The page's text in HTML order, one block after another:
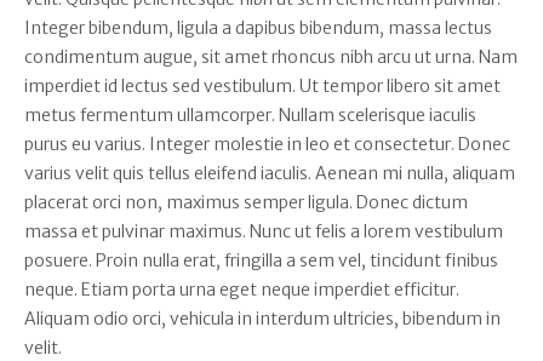
Integer bibendum, ligula a dapibus bibendum, massa lectus
condimentum augue, sit amet rhoncus nibh arcu ut urna. Nam
imperdiet id lectus sed vestibulum. Ut tempor libero sit amet
metus fermentum ullamcorper. Nullam scelerisque iaculis
purus eu varius. Integer molestie in leo et consectetur. Donec
varius velit quis tellus eleifend iaculis. Aenean mi nulla, aliquam
placerat orci non, maximus semper ligula. Donec dictum
massa et pulvinar maximus. Nunc ut felis a lorem vestibulum
posuere. Proin nulla erat, fringilla a sem vel, tincidunt finibus
neque. Etiam porta urna eget neque imperdiet efficitur.
Aliquam odio orci, vehicula in interdum ultricies, bibendum in
velit.